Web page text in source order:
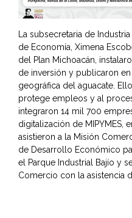
La subsecretaria de
de Economía, Ximena
del Plan Michoacán,
de inversión y publicaron
geográfica del aguacate.
protege empleos y al
integraron 14 mil 700
digitalización de MIPYMES,
asistieron a la Misión
de Desarrollo Económico
el Parque Industrial Bajío y
Comercio con la asistencia